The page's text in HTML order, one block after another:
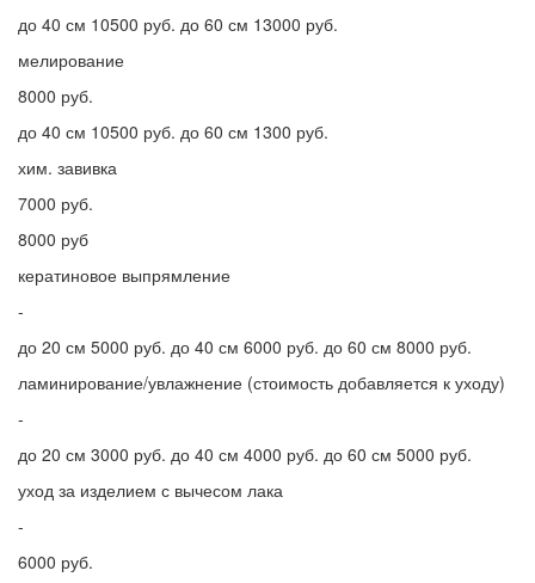
до 40 см 10500 руб. до 60 см 13000 руб.
мелирование
8000 руб.
до 40 см 10500 руб. до 60 см 1300 руб.
хим. завивка
7000 руб.
8000 руб
кератиновое выпрямление
-
до 20 см 5000 руб. до 40 см 6000 руб. до 60 см 8000 руб.
ламинирование/увлажнение (стоимость добавляется к уходу)
-
до 20 см 3000 руб. до 40 см 4000 руб. до 60 см 5000 руб.
уход за изделием с вычесом лака
-
6000 руб.